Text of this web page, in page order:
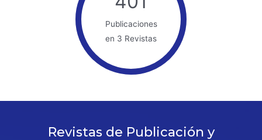
Publicaciones
en 3 Revistas
Revistas de Publicación y